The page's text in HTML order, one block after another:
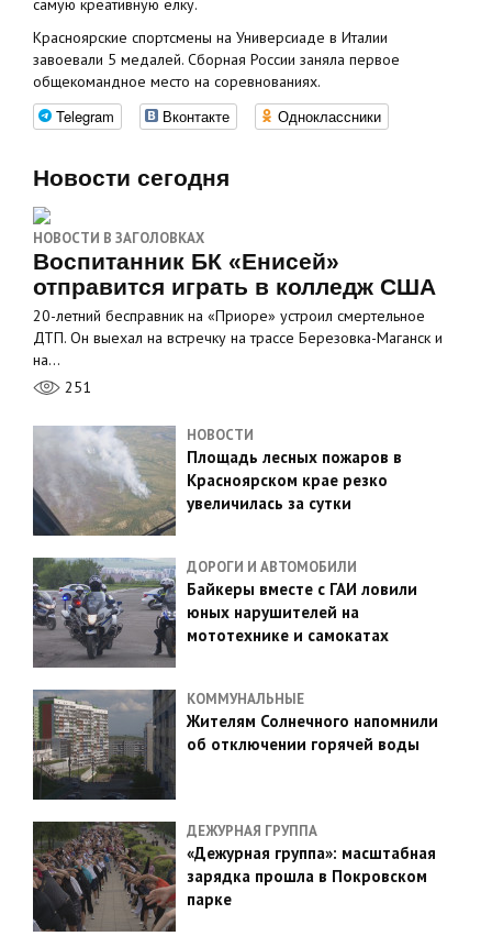
самую креативную елку.
Красноярские спортсмены на Универсиаде в Италии
завоевали 5 медалей. Сборная России заняла первое
общекомандное место на соревнованиях.
Telegram Вконтакте Одноклассники
Новости сегодня
НОВОСТИ В ЗАГОЛОВКАХ
Воспитанник БК «Енисей»
отправится играть в колледж США
20-летний бесправник на «Приоре» устроил смертельное
ДТП. Он выехал на встречку на трассе Березовка-Маганск и
на…
251
НОВОСТИ
Площадь лесных пожаров в
Красноярском крае резко
увеличилась за сутки
ДОРОГИ И АВТОМОБИЛИ
Байкеры вместе с ГАИ ловили
юных нарушителей на
мототехнике и самокатах
КОММУНАЛЬНЫЕ
Жителям Солнечного напомнили
об отключении горячей воды
ДЕЖУРНАЯ ГРУППА
«Дежурная группа»: масштабная
зарядка прошла в Покровском
парке